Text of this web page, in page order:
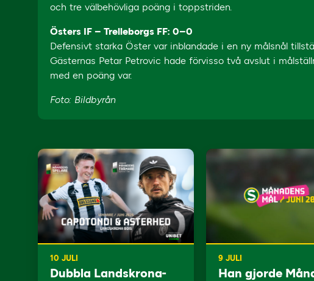
och tre välbehövliga poäng i toppstriden.
Östers IF – Trelleborgs FF: 0–0
Defensivt starka Öster var inblandade i en ny målsnål
Gästernas Petar Petrovic hade förvisso två avslut i
med en poäng var.
Foto: Bildbyrån
10 JULI
Dubbla Landskrona-
9 JULI
Han gjorde